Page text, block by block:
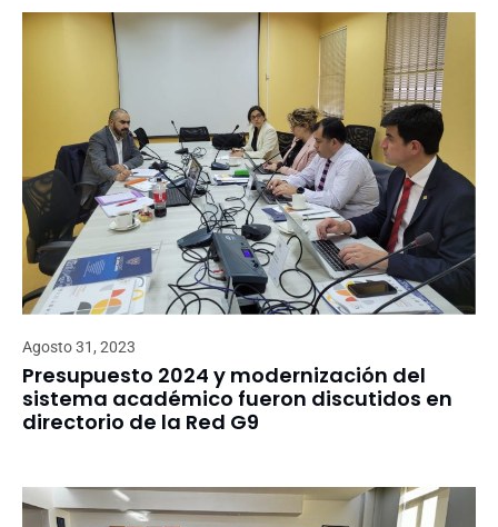
Agosto 31, 2023
Presupuesto 2024 y modernización del
sistema académico fueron discutidos en
directorio de la Red G9